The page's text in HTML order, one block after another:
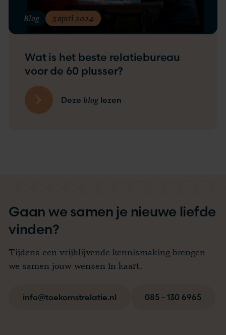
Blog 5 april 2024
Wat is het beste relatiebureau
voor de 60 plusser?
Deze blog lezen
Gaan we samen je nieuwe liefde
vinden?
Tijdens een vrijblijvende kennismaking brengen
we samen jouw wensen in kaart.
info@toekomstrelatie.nl 085 - 130 6965